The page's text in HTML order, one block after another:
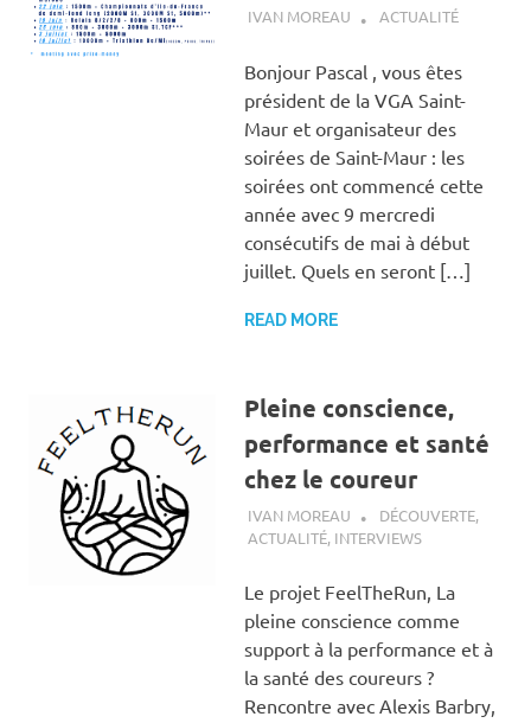
29 MAI 2024
IVAN MOREAU ACTUALITÉ
Bonjour Pascal , vous êtes
président de la VGA Saint-
Maur et organisateur des
soirées de Saint-Maur : les
soirées ont commencé cette
année avec 9 mercredi
consécutifs de mai à début
juillet. Quels en seront […]
READ MORE
Pleine conscience,
performance et santé
chez le coureur
4 AVRIL 2024
IVAN MOREAU DÉCOUVERTE,
ACTUALITÉ, INTERVIEWS
Le projet FeelTheRun, La
pleine conscience comme
support à la performance et à
la santé des coureurs ?
Rencontre avec Alexis Barbry,